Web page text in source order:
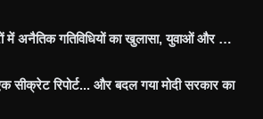
में अनैतिक गतिविधियों का खुलासा, युवाओं और …
सीक्रेट रिपोर्ट... और बदल गया मोदी सरकार का